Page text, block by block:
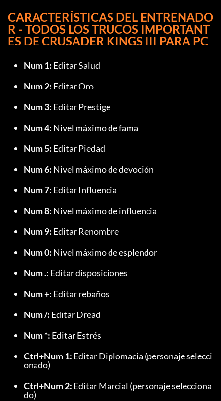
CARACTERÍSTICAS DEL ENTRENADO
R - TODOS LOS TRUCOS IMPORTANT
ES DE CRUSADER KINGS III PARA PC
Num 1: Editar Salud
Num 2: Editar Oro
Num 3: Editar Prestige
Num 4: Nivel máximo de fama
Num 5: Editar Piedad
Num 6: Nivel máximo de devoción
Num 7: Editar Influencia
Num 8: Nivel máximo de influencia
Num 9: Editar Renombre
Num 0: Nivel máximo de esplendor
Num .: Editar disposiciones
Num +: Editar rebaños
Num /: Editar Dread
Num *: Editar Estrés
Ctrl+Num 1: Editar Diplomacia (personaje selecci
onado)
Ctrl+Num 2: Editar Marcial (personaje selecciona
do)